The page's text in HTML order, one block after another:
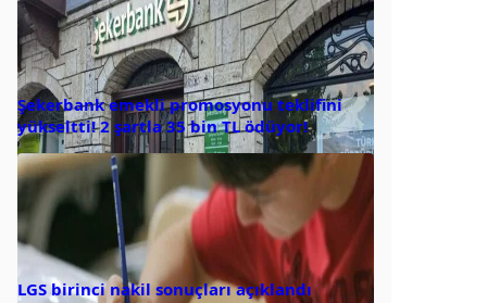
Şekerbank emekli promosyonu teklifini
yükseltti! 2 şartla 35 bin TL ödüyor!
LGS birinci nakil sonuçları açıklandı